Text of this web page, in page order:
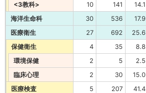
<3教科>
10 141 14.1
海洋生命科
30 536 17.9
医療衛生
27 692 25.6
保健衛生
4 35 8.8
環境保健
2 5 2.5
臨床心理
2 30 15.0
医療検査
5 207 41.4